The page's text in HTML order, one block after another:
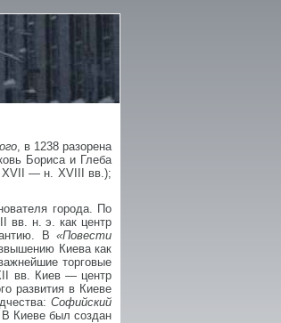
, в 1238 разорена
Бориса и Глеба
XVII — н. XVIII вв.);
города. По
вв. н. э. как центр
В«Повести
Киева как
торговые
вв. Киев — центр
развития в Киеве
Софийский
Киеве был создан